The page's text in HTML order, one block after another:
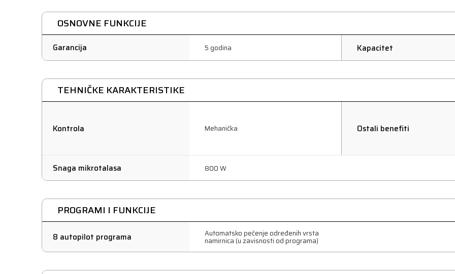
OSNOVNE FUNKCIJE
Garancija 5 godina Kapacitet
TEHNIČKE KARAKTERISTIKE
Kontrola Mehanička Ostali benefiti
Snaga mikrotalasa 800 W
PROGRAMI I FUNKCIJE
8 autopilot programa Automatsko pečenje određenih vrsta
namirnica (u zavisnosti od programa)